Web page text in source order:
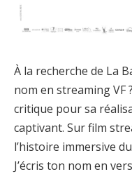
À la recherche de La
nom en streaming VF
critique pour sa
captivant. Sur film
l’histoire immersive
J’écris ton nom en